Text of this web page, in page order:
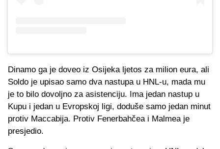
Dinamo ga je doveo iz Osijeka ljetos za milion eura, ali
Soldo je upisao samo dva nastupa u HNL-u, mada mu
je to bilo dovoljno za asistenciju. Ima jedan nastup u
Kupu i jedan u Evropskoj ligi, doduše samo jedan minut
protiv Maccabija. Protiv Fenerbahčea i Malmea je
presjedio.